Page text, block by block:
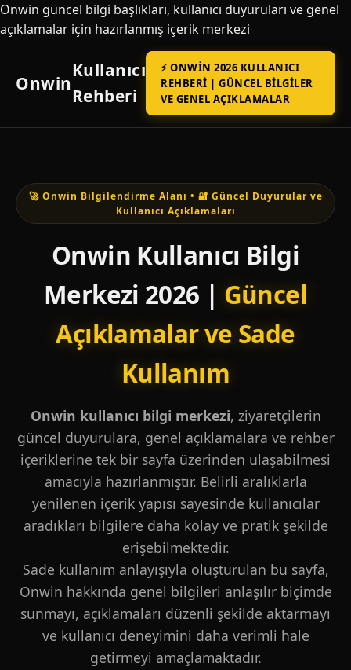
Onwin güncel bilgi başlıkları, kullanıcı duyuruları ve genel
açıklamalar için hazırlanmış içerik merkezi
Onwin
Kullanıcı
Rehberi
⚡ ONWIN 2026 KULLANICI
REHBERI | GÜNCEL BILGILER
VE GENEL AÇIKLAMALAR
🚀 Onwin Bilgilendirme Alanı • 🔐 Güncel Duyurular ve
Kullanıcı Açıklamaları
Onwin Kullanıcı Bilgi
Merkezi 2026 | Güncel
Açıklamalar ve Sade
Kullanım
Onwin kullanıcı bilgi merkezi, ziyaretçilerin
güncel duyurulara, genel açıklamalara ve rehber
içeriklerine tek bir sayfa üzerinden ulaşabilmesi
amacıyla hazırlanmıştır. Belirli aralıklarla
yenilenen içerik yapısı sayesinde kullanıcılar
aradıkları bilgilere daha kolay ve pratik şekilde
erişebilmektedir.
Sade kullanım anlayışıyla oluşturulan bu sayfa,
Onwin hakkında genel bilgileri anlaşılır biçimde
sunmayı, açıklamaları düzenli şekilde aktarmayı
ve kullanıcı deneyimini daha verimli hale
getirmeyi amaçlamaktadır.